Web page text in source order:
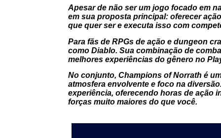
Apesar de não ser um jogo focado em
em sua proposta principal: oferecer
que quer ser e executa isso com
Para fãs de RPGs de ação e dungeon
como Diablo. Sua combinação de
melhores experiências do gênero no
No conjunto, Champions of Norrath é
atmosfera envolvente e foco na
experiência, oferecendo horas de ação
forças muito maiores do que você.